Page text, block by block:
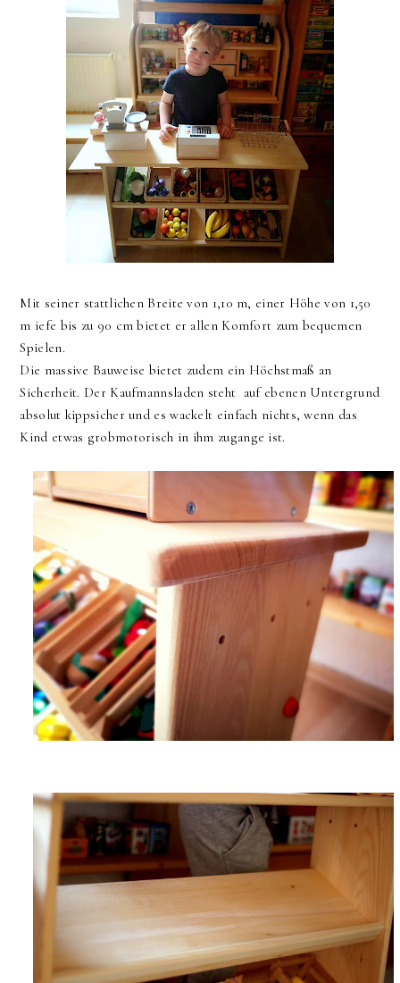
Mit seiner stattlichen Breite von 1,10 m, einer Höhe von 1,50
m iefe bis zu 90 cm bietet er allen Komfort zum bequemen
Spielen.
Die massive Bauweise bietet zudem ein Höchstmaß an
Sicherheit. Der Kaufmannsladen steht auf ebenen Untergrund
absolut kippsicher und es wackelt einfach nichts, wenn das
Kind etwas grobmotorisch in ihm zugange ist.